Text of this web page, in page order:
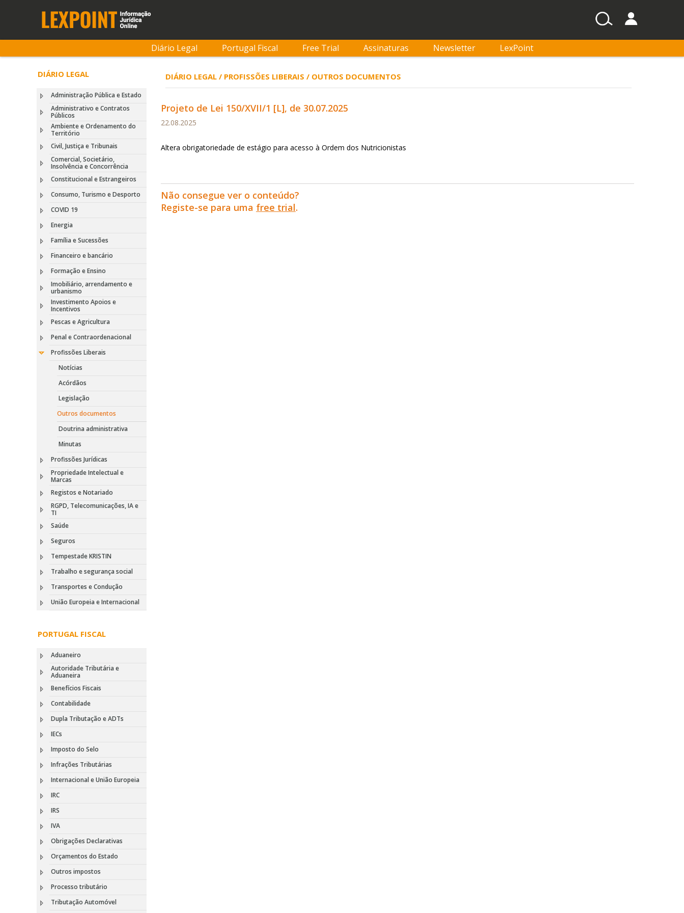
Diário Legal Portugal Fiscal Free Trial Assinaturas Newsletter LexPoint
DIÁRIO LEGAL
Administração Pública e Estado
Administrativo e Contratos
Públicos
Ambiente e Ordenamento do
Território
Civil, Justiça e Tribunais
Comercial, Societário,
Insolvência e Concorrência
Constitucional e Estrangeiros
Consumo, Turismo e Desporto
COVID 19
Energia
Família e Sucessões
Financeiro e bancário
Formação e Ensino
Imobiliário, arrendamento e
urbanismo
Investimento Apoios e
Incentivos
Pescas e Agricultura
Penal e Contraordenacional
Profissões Liberais
Notícias
Acórdãos
Legislação
Outros documentos
Doutrina administrativa
Minutas
Profissões Jurídicas
Propriedade Intelectual e
Marcas
Registos e Notariado
RGPD, Telecomunicações, IA e
TI
Saúde
Seguros
Tempestade KRISTIN
Trabalho e segurança social
Transportes e Condução
União Europeia e Internacional
PORTUGAL FISCAL
Aduaneiro
Autoridade Tributária e
Aduaneira
Benefícios Fiscais
Contabilidade
Dupla Tributação e ADTs
IECs
Imposto do Selo
Infrações Tributárias
Internacional e União Europeia
IRC
IRS
IVA
Obrigações Declarativas
Orçamentos do Estado
Outros impostos
Processo tributário
Tributação Automóvel
DIÁRIO LEGAL / PROFISSÕES LIBERAIS / OUTROS DOCUMENTOS
Projeto de Lei 150/XVII/1 [L], de 30.07.2025
22.08.2025
Altera obrigatoriedade de estágio para acesso à Ordem dos Nutricionistas
Não consegue ver o conteúdo?
Registe-se para uma free trial.